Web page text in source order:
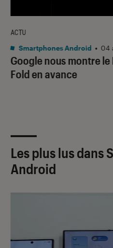
Google nous montre le
Fold en avance
ACTU
Smartphones Android • 04
Les plus lus dans
Android